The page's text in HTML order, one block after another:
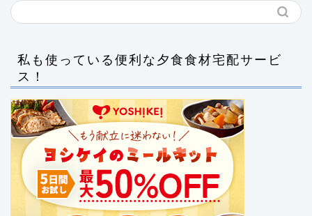
私も使っている便利な夕食食材宅配サービ
ス！